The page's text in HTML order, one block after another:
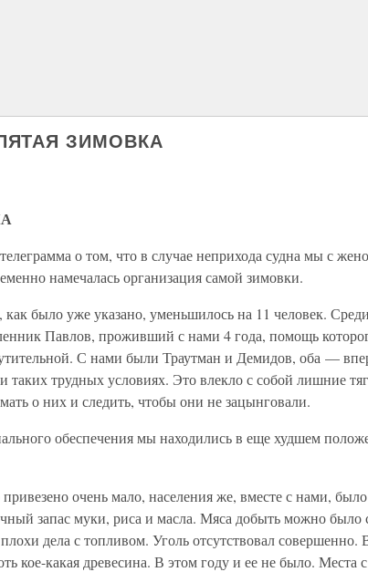
ПЯТАЯ ЗИМОВКА
о том, что в случае неприхода судна мы с
намечалась организация самой зимовки.
как было уже указано, уменьшилось на 11 человек.
Павлов, проживший с нами 4 года, помощь
С нами были Траутман и Демидов, оба —
таких трудных условиях. Это влекло с собой лишние
о них и следить, чтобы они не зацынговали.
обеспечения мы находились в еще худшем
очень мало, населения же, вместе с нами,
запас муки, риса и масла. Мяса добыть можно было
дела с топливом. Уголь отсутствовал
кое-какая древесина. В этом году и ее не было. Места